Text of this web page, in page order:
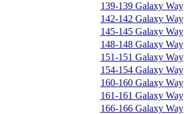
139-139 Galaxy Way
142-142 Galaxy Way
145-145 Galaxy Way
148-148 Galaxy Way
151-151 Galaxy Way
154-154 Galaxy Way
160-160 Galaxy Way
161-161 Galaxy Way
166-166 Galaxy Way